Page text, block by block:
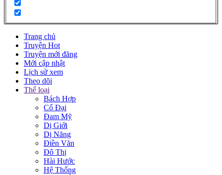
Trang chủ
Truyện Hot
Truyện mới đăng
Mới cập nhật
Lịch sử xem
Theo dõi
Thể loại
Bách Hợp
Cổ Đại
Đam Mỹ
Dị Giới
Dị Năng
Điền Văn
Đô Thị
Hài Hước
Hệ Thống